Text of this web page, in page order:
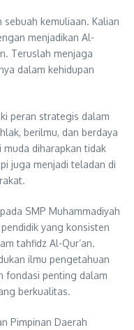
sebuah kemuliaan. Kalian
menjadikan Al-
Teruslah menjaga
dalam kehidupan
peran strategis dalam
berilmu, dan berdaya
diharapkan tidak
juga menjadi teladan di
SMP Muhammadiyah
yang konsisten
tahfidz Al-Qur’an.
ilmu pengetahuan
fondasi penting dalam
berkualitas.
Pimpinan Daerah